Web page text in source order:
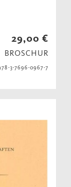
29,00 €
BROSCHUR
3-7696-0967-7